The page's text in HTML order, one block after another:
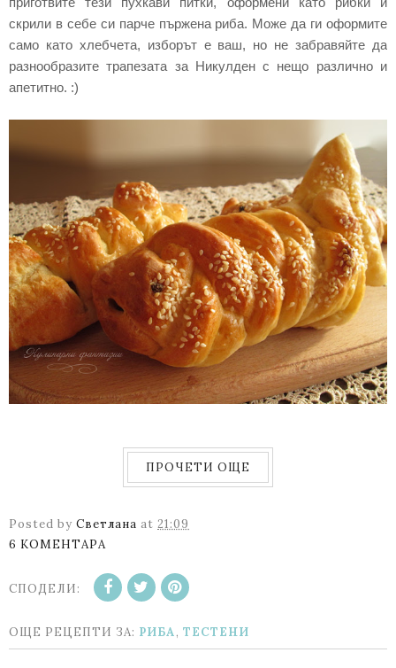
скрили в себе си парче пържена риба. Може да ги оформите
само като хлебчета, изборът е ваш, но не забравяйте да
разнообразите трапезата за Никулден с нещо различно и
апетитно. :)
ПРОЧЕТИ ОЩЕ
Posted by Светлана at 21:09
6 КОМЕНТАРА
СПОДЕЛИ:
ОЩЕ РЕЦЕПТИ ЗА: РИБА, ТЕСТЕНИ